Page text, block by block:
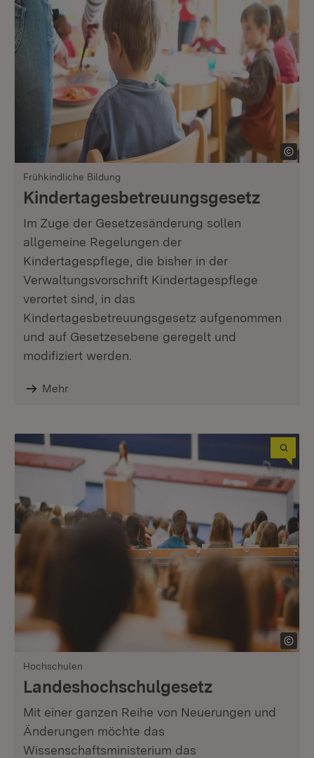
Frühkindliche Bildung
Kindertagesbetreuungs­gesetz
Im Zuge der Gesetzesänderung sollen
allgemeine Regelungen der
Kindertagespflege, die bisher in der
Verwaltungsvorschrift Kindertagespflege
verortet sind, in das
Kindertagesbetreuungsgesetz aufgenommen
und auf Gesetzesebene geregelt und
modifiziert werden.
Mehr
Hochschulen
Landeshochschulgesetz
Mit einer ganzen Reihe von Neuerungen und
Änderungen möchte das
Wissenschaftsministerium das